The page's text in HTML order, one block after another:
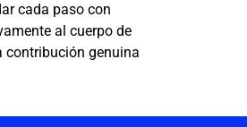
cada paso con
al cuerpo de
contribución genuina